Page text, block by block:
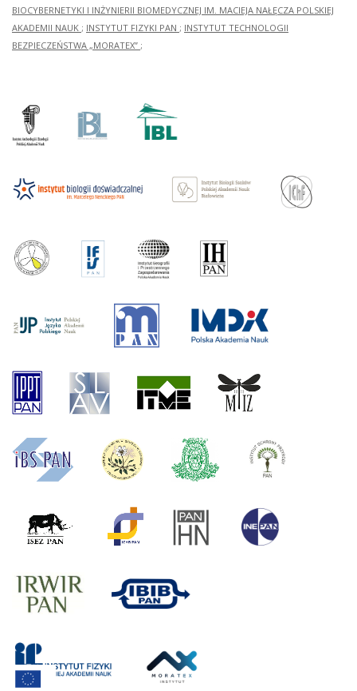
BIOCYBERNETYKI I INŻYNIERII BIOMEDYCZNEJ IM. MACIEJA NAŁĘCZA POLSKIEJ
AKADEMII NAUK ; INSTYTUT FIZYKI PAN ; INSTYTUT TECHNOLOGII
BEZPIECZEŃSTWA „MORATEX” ;